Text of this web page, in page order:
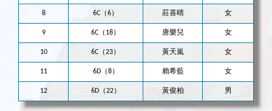
8 6C（6） 莊喜晴 女
9 6C（18） 唐樂兒 女
10 6C（23） 黃天嵐 女
11 6D（8） 賴希藍 女
12 6D（22） 黃俊柏 男